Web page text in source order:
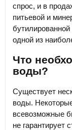
спрос, и в
питьевой и
одной из
Что
воды?
Существует
воды.
всевозможные
не гарантирует